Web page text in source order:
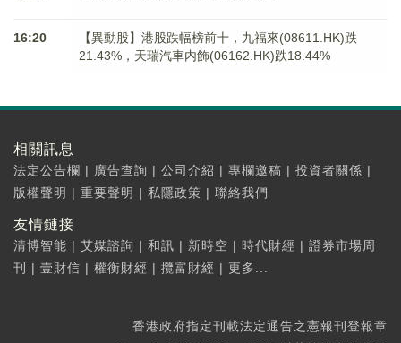
16:20
【異動股】港股跌幅榜前十，九福來(08611.HK)跌
21.43%，天瑞汽車内飾(06162.HK)跌18.44%
相關訊息
法定公告欄 | 廣告查詢 | 公司介紹 | 專欄邀稿 | 投資者關係 |
版權聲明 | 重要聲明 | 私隱政策 | 聯絡我們
友情鏈接
清博智能 | 艾媒諮詢 | 和訊 | 新時空 | 時代財經 | 證券市場周
刊
| 壹財信 | 權衡財經 | 攬富財經 | 更多...
香港政府指定刊載法定通告之憲報刊登報章